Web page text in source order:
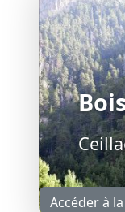
Accéder à